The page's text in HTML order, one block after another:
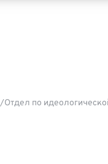
Отдел по